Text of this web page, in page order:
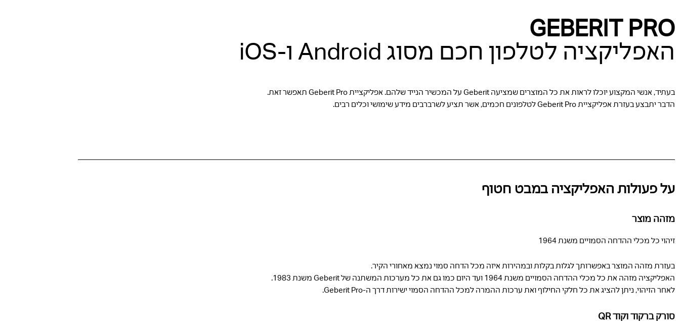
GEBERIT PRO
האפליקציה לטלפון חכם מסוג Android ו-iOS
בעתיד, אנשי המקצוע יוכלו לראות את כל המוצרים שמציעה Geberit על המכשיר הנייד שלהם. אפליקציית Geberit Pro תאפשר זאת.
הדבר יתבצע בעזרת אפליקציית Geberit Pro לטלפונים חכמים, אשר תציע לשרברבים מידע שימושי וכלים רבים.
על פעולות האפליקציה במבט חטוף
מזהה מוצר
זיהוי כל מכלי ההדחה הסמויים משנת 1964
בעזרת מזהה המוצר באפשרותך לגלות בקלות ובמהירות איזה מכל הדחה סמוי נמצא מאחורי הקיר.
האפליקציה מזהה את כל מכלי ההדחה הסמויים משנת 1964 ועד היום כמו גם את כל מערכות המשתנה של Geberit משנת 1983.
לאחר הזיהוי, ניתן להציג את כל חלקי החילוף ואת ערכות ההמרה למכל ההדחה הסמוי ישירות דרך ה-Geberit Pro.
סורק ברקוד וקוד QR